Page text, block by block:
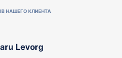
НАШЕГО КЛИЕНТА
Levorg